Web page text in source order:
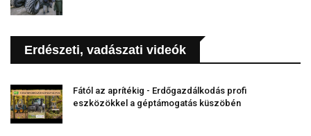
Erdészeti, vadászati videók
Fától az aprítékig - Erdőgazdálkodás profi
eszközökkel a géptámogatás küszöbén